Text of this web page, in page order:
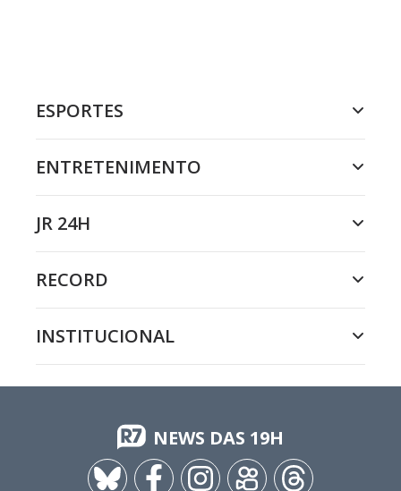
ESPORTES
ENTRETENIMENTO
JR 24H
RECORD
INSTITUCIONAL
NEWS DAS 19H